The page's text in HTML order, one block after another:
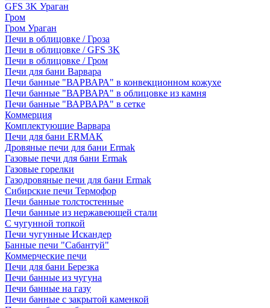
GFS 3K Ураган
Гром
Гром Ураган
Печи в облицовке / Гроза
Печи в облицовке / GFS 3K
Печи в облицовке / Гром
Печи для бани Варвара
Печи банные "ВАРВАРА" в конвекционном кожухе
Печи банные "ВАРВАРА" в облицовке из камня
Печи банные "ВАРВАРА" в сетке
Коммерция
Комплектующие Варвара
Печи для бани ERMAK
Дровяные печи для бани Ermak
Газовые печи для бани Ermak
Газовые горелки
Газодровяные печи для бани Ermak
Сибирские печи Термофор
Печи банные толстостенные
Печи банные из нержавеющей стали
С чугунной топкой
Печи чугунные Искандер
Банные печи "Сабантуй"
Коммерческие печи
Печи для бани Березка
Печи банные из чугуна
Печи банные на газу
Печи банные с закрытой каменкой